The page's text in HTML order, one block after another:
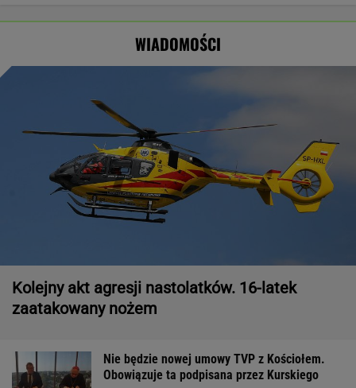
WIADOMOŚCI
Kolejny akt agresji nastolatków. 16-latek
zaatakowany nożem
Nie będzie nowej umowy TVP z Kościołem.
Obowiązuje ta podpisana przez Kurskiego